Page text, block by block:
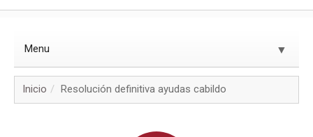
Menu ▼
Inicio Resolución definitiva ayudas cabildo